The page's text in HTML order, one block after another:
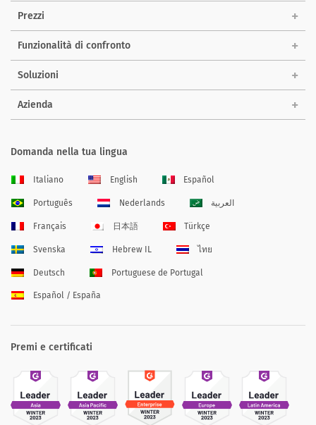
Prezzi
Funzionalità di confronto
Soluzioni
Azienda
Domanda nella tua lingua
Italiano English Español
Português Nederlands العربية
Français 日本語 Türkçe
Svenska Hebrew IL ไทย
Deutsch Portuguese de Portugal
Español / España
Premi e certificati